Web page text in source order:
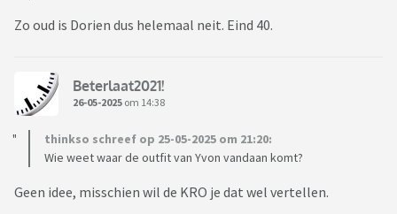
Zo oud is Dorien dus helemaal neit. Eind 40.
Beterlaat2021!
26-05-2025 om 14:38
thinkso schreef op 25-05-2025 om 21:20:
Wie weet waar de outfit van Yvon vandaan komt?
Geen idee, misschien wil de KRO je dat wel vertellen.